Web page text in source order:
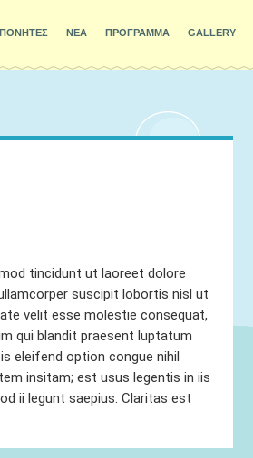
ΝΕΑ ΠΡΟΓΡΑΜΜΑ GALLERY
tincidunt ut laoreet dolore
suscipit lobortis nisl ut
velit esse molestie consequat,
qui blandit praesent luptatum
eleifend option congue nihil
insitam; est usus legentis in iis
ii legunt saepius. Claritas est